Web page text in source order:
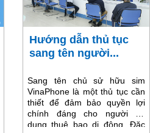
Hướng dẫn thủ tục
sang tên người...
Sang tên chủ sử hữu sim
VinaPhone là một thủ tục cần
thiết để đảm bảo quyền lợi
chính đáng cho người sử
dụng thuê bao di động. Đặc